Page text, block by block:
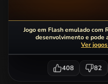
Jogo em Flash emulado com
desenvolvimento e pode
Ver
408 82